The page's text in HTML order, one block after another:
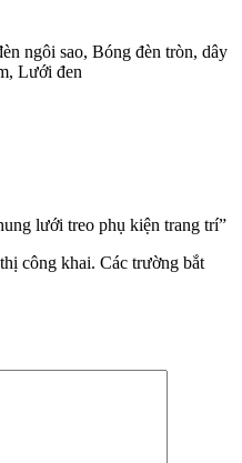
ngôi sao, Bóng đèn tròn, dây
Lưới đen
lưới treo phụ kiện trang trí”
công khai. Các trường bắt